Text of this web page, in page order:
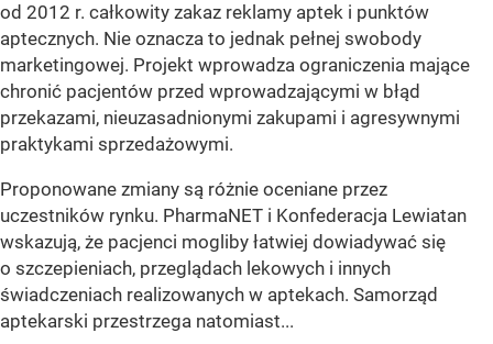
od 2012 r. całkowity zakaz reklamy aptek i punktów
aptecznych. Nie oznacza to jednak pełnej swobody
marketingowej. Projekt wprowadza ograniczenia mające
chronić pacjentów przed wprowadzającymi w błąd
przekazami, nieuzasadnionymi zakupami i agresywnymi
praktykami sprzedażowymi.
Proponowane zmiany są różnie oceniane przez
uczestników rynku. PharmaNET i Konfederacja Lewiatan
wskazują, że pacjenci mogliby łatwiej dowiadywać się
o szczepieniach, przeglądach lekowych i innych
świadczeniach realizowanych w aptekach. Samorząd
aptekarski przestrzega natomiast...